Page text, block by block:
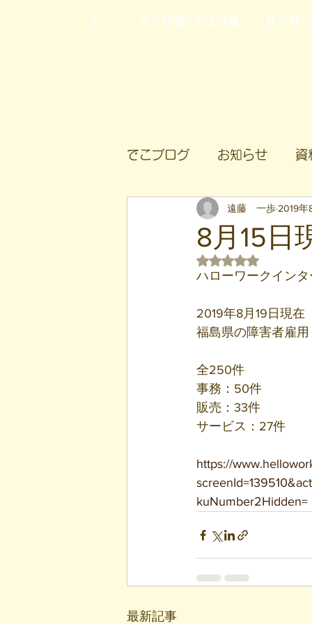
ホーム 自立訓練(生活訓練) 就労移
でこブログ お知らせ 資
8月15
遠藤 一歩 2019年
5つ星のうちNaN
ハローワークイン
2019年8月19日現在
福島県の障害者雇
全250件
事務：50件
販売：33件
サービス：27件
https://
kuNumber2Hidden=
最新記事